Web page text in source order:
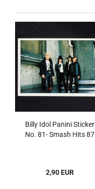
Billy Idol Panini Sticker
No. 81- Smash Hits 87
2,90 EUR